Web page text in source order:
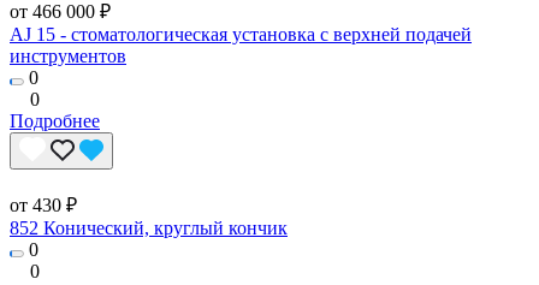
от 466 000 ₽
AJ 15 - стоматологическая установка с верхней подачей
инструментов
0
0
Подробнее
от 430 ₽
852 Конический, круглый кончик
0
0